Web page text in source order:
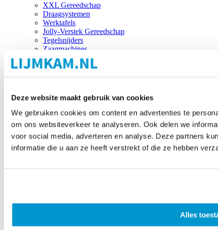
Deze website maakt gebruik van cookies
We gebruiken cookies om content en advertenties te
om ons websiteverkeer te analyseren. Ook delen we
voor social media, adverteren en analyse. Deze partners
informatie die u aan ze heeft verstrekt of die ze hebben
Alles
XXL Gereedschap
Draagsystemen
Werktafels
Jolly-Verstek Gereedschap
Tegelsnijders
Zaagmachines
Merken